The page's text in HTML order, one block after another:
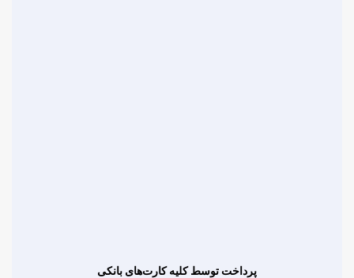
پرداخت توسط کلیه کارت‌های بانکی